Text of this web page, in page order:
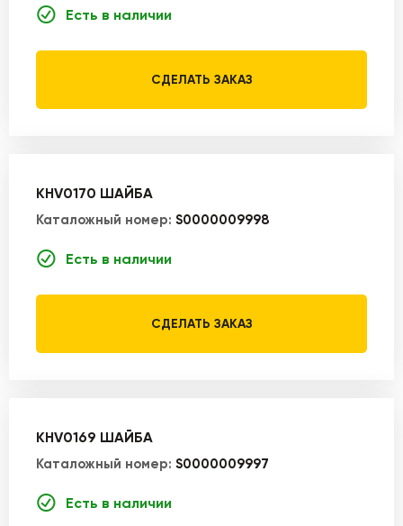
Есть в наличии
СДЕЛАТЬ ЗАКАЗ
KHV0170 ШАЙБА
Каталожный номер: S0000009998
Есть в наличии
СДЕЛАТЬ ЗАКАЗ
KHV0169 ШАЙБА
Каталожный номер: S0000009997
Есть в наличии